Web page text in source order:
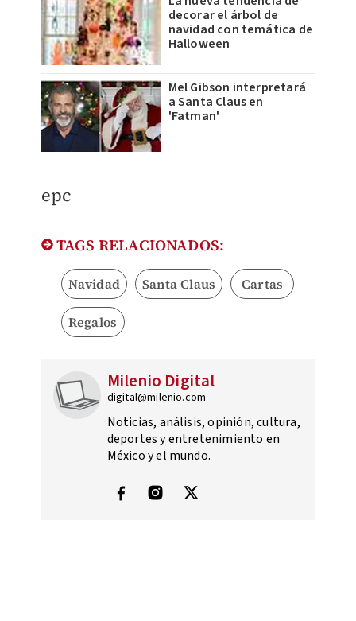
decorar el árbol de
navidad con temática de
Halloween
Mel Gibson interpretará
a Santa Claus en
'Fatman'
epc
TAGS RELACIONADOS:
Navidad Santa Claus Cartas
Regalos
Milenio Digital
digital@milenio.com
Noticias, análisis, opinión, cultura,
deportes y entretenimiento en
México y el mundo.